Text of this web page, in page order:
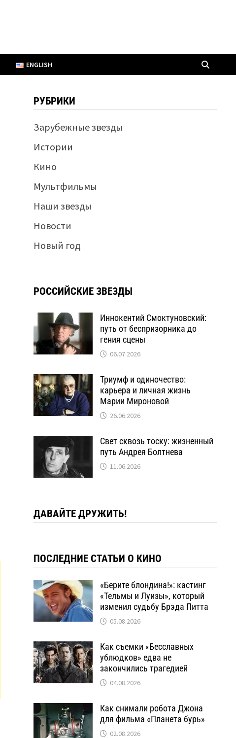
ENGLISH
РУБРИКИ
Зарубежные звезды
Истории
Кино
Мультфильмы
Наши звезды
Новости
Новый год
РОССИЙСКИЕ ЗВЕЗДЫ
Иннокентий Смоктуновский:
путь от беспризорника до
гения сцены
06.07.2026
Триумф и одиночество:
карьера и личная жизнь
Марии Мироновой
26.06.2026
Свет сквозь тоску: жизненный
путь Андрея Болтнева
11.06.2026
ДАВАЙТЕ ДРУЖИТЬ!
ПОСЛЕДНИЕ СТАТЬИ О КИНО
«Берите блондина!»: кастинг
«Тельмы и Луизы», который
изменил судьбу Брэда Питта
05.08.2026
Как съемки «Бесславных
ублюдков» едва не
закончились трагедией
04.08.2026
Как снимали робота Джона
для фильма «Планета бурь»
02.08.2026